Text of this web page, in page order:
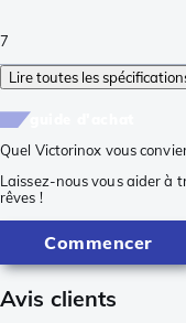
7
Lire toutes les
Quel Victorinox vous
Laissez-nous vous aider à
rêves !
Commencer
Avis clients